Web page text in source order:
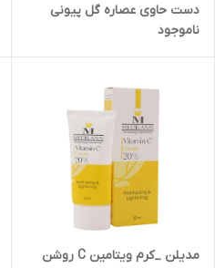
دست حاوی عصاره گل پیونی
ناموجود
مدیلن _کرم ویتامین C روشن